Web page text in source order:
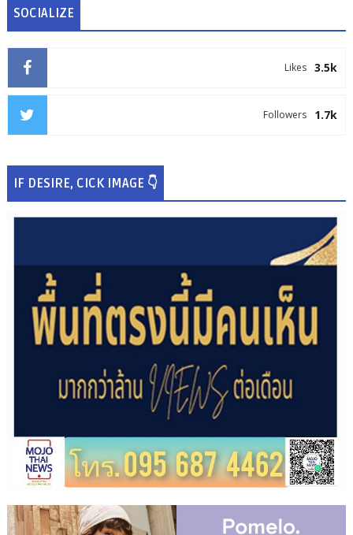
SOCIALIZE
3.5k
Likes
1.7k
Followers
IF DESIRE, CICK IMAGE 👇